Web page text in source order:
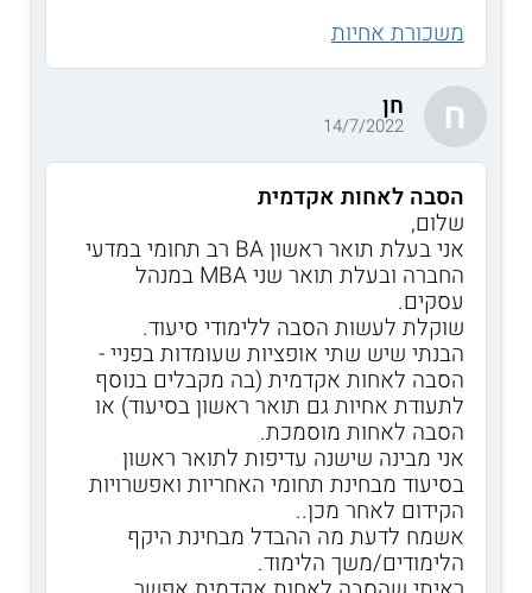
משכורת אחיות
ח חן
14/7/2022
הסבה לאחות אקדמית
שלום,
אני בעלת תואר ראשון BA רב תחומי במדעי
החברה ובעלת תואר שני MBA במנהל
עסקים.
שוקלת לעשות הסבה ללימודי סיעוד.
הבנתי שיש שתי אופציות שעומדות בפניי -
הסבה לאחות אקדמית (בה מקבלים בנוסף
לתעודת אחיות גם תואר ראשון בסיעוד) או
הסבה לאחות מוסמכת.
אני מבינה שישנה עדיפות לתואר ראשון
בסיעוד מבחינת תחומי האחריות ואפשרויות
הקידום לאחר מכן..
אשמח לדעת מה ההבדל מבחינת היקף
הלימודים/משך הלימוד.